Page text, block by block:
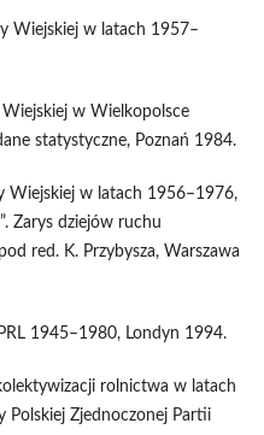
Wiejskiej w latach 1957–
w Wielkopolsce
statystyczne, Poznań 1984.
Wiejskiej w latach 1956–1976,
Zarys dziejów ruchu
red. K. Przybysza, Warszawa
1945–1980, Londyn 1994.
rolnictwa w latach
Polskiej Zjednoczonej Partii